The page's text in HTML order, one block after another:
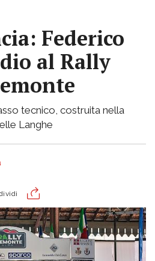
Federico
al Rally
tecnico, costruita nella
Langhe